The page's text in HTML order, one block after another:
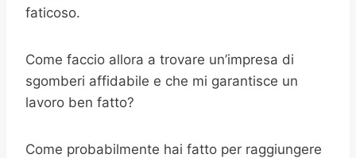
faticoso.
Come faccio allora a trovare un’impresa di
sgomberi affidabile e che mi garantisce un
lavoro ben fatto?
Come probabilmente hai fatto per raggiungere